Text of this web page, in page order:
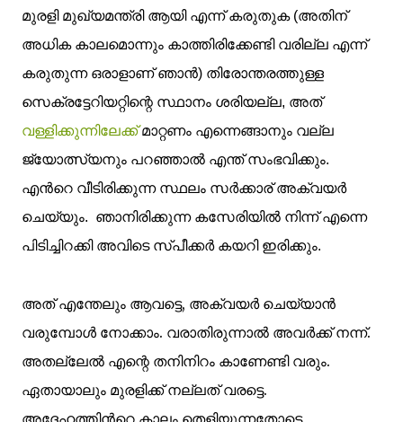
മുരളി മുഖ്യമന്ത്രി ആയി എന്ന് കരുതുക (അതിന്
അധിക കാലമൊന്നും കാത്തിരിക്കേണ്ടി വരില്ല എന്ന്
കരുതുന്ന ഒരാളാണ് ഞാന്‍) തിരോന്തരത്തുള്ള
സെക്രട്ടേറിയറ്റിന്റെ സ്ഥാനം ശരിയല്ല, അത്
വള്ളിക്കുന്നിലേക്ക്മാറ്റണം എന്നെങ്ങാനും വല്ല
ജ്യോത്സ്യനും പറഞ്ഞാല്‍ എന്ത് സംഭവിക്കും.
എന്‍റെ വീടിരിക്കുന്ന സ്ഥലം സര്‍ക്കാര് അക്വയര്‍
ചെയ്യും. ഞാനിരിക്കുന്ന കസേരിയില്‍ നിന്ന് എന്നെ
പിടിച്ചിറക്കി അവിടെ സ്പീക്കര്‍ കയറി ഇരിക്കും.
അത് എന്തേലും ആവട്ടെ, അക്വയര്‍ ചെയ്യാന്‍
വരുമ്പോള്‍ നോക്കാം. വരാതിരുന്നാല്‍ അവര്‍ക്ക് നന്ന്.
അതല്ലേല്‍ എന്റെ തനിനിറം കാണേണ്ടി വരും.
ഏതായാലും മുരളിക്ക് നല്ലത് വരട്ടെ.
അദ്ദേഹത്തിന്‍റെ കാലം തെളിയുന്നതോടെ